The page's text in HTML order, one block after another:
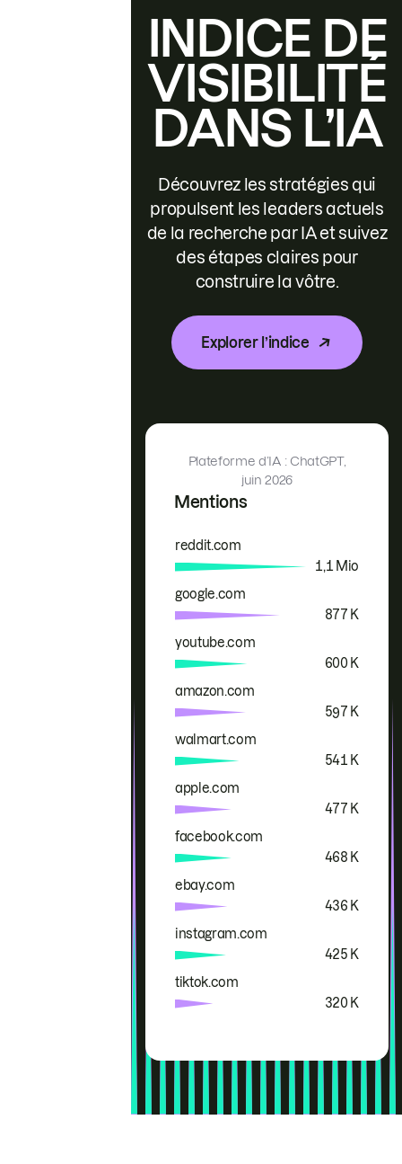
INDICE DE
VISIBILITÉ
DANS L’IA
Découvrez les stratégies qui
propulsent les leaders actuels
de la recherche par IA et suivez
des étapes claires pour
construire la vôtre.
Explorer l’indice
Mentions
Plateforme d’IA : ChatGPT,
juin 2026
Marque Mentions
reddit.com
1,1 Mio
google.com
877 K
youtube.com
600 K
amazon.com
597 K
walmart.com
541 K
apple.com
477 K
facebook.com
468 K
ebay.com
436 K
instagram.com
425 K
tiktok.com
320 K